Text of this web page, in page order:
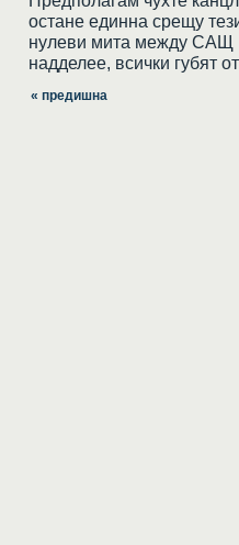
остане единна срещу
нулеви мита между САЩ
надделее, всички губят
« предишна